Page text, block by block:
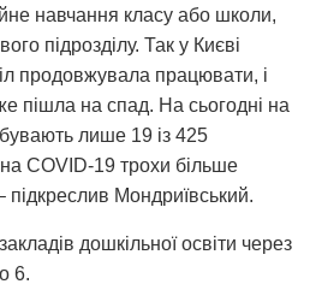
навчання класу або школи,
підрозділу. Так у Києві
продовжувала працювати, і
пішла на спад. На сьогодні на
лише 19 із 425
на COVID-19 трохи більше
підкреслив Мондриївський.
дошкільної освіти через
6.